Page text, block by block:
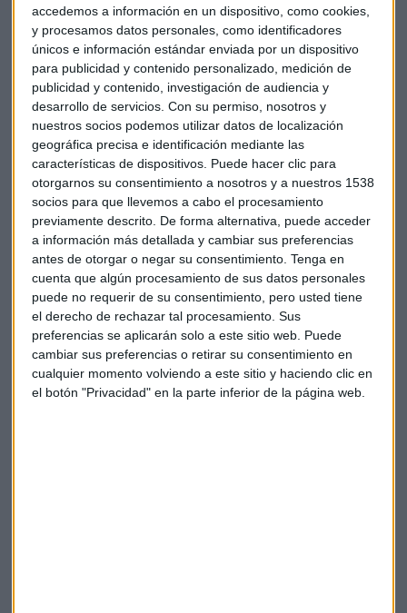
accedemos a información en un dispositivo, como cookies,
y procesamos datos personales, como identificadores
únicos e información estándar enviada por un dispositivo
para publicidad y contenido personalizado, medición de
publicidad y contenido, investigación de audiencia y
desarrollo de servicios. Con su permiso, nosotros y
nuestros socios podemos utilizar datos de localización
geográfica precisa e identificación mediante las
características de dispositivos. Puede hacer clic para
otorgarnos su consentimiento a nosotros y a nuestros 1538
socios para que llevemos a cabo el procesamiento
previamente descrito. De forma alternativa, puede acceder
a información más detallada y cambiar sus preferencias
antes de otorgar o negar su consentimiento. Tenga en
cuenta que algún procesamiento de sus datos personales
puede no requerir de su consentimiento, pero usted tiene
el derecho de rechazar tal procesamiento. Sus
preferencias se aplicarán solo a este sitio web. Puede
cambiar sus preferencias o retirar su consentimiento en
cualquier momento volviendo a este sitio y haciendo clic en
el botón "Privacidad" en la parte inferior de la página web.
¿PorquéestarenNextMedia?
Porque los medios están experimentando una increíble
evolución. Porque es hora de ponerse al día.
Porque no hay ningún seminario multimedio que englobe
tantas áreas y que sea más completo. Porque hemos
reunido a los líderes de cada medio.
¿Cómo, dónde ycuánto?
Next Media tendrá lugar toda la jornada del jueves 16 de
noviembre y la mañana del 17 de noviembre. El espacio
elegido es espectacular: el Hipódromo de la Zarzuela, en
Madrid.
estamaneray conelobjetivo deacogeraunnumeroso
públicoasistente,lastarifas departicipaciónson asequibles
y ajustadas: creemos que el éxito de asistencia enriquece el
contenido y la razón de ser del propio seminario.